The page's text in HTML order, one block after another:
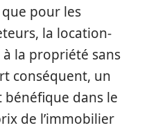
pour les
la location-
à la propriété sans
conséquent, un
dans le
de l’immobilier